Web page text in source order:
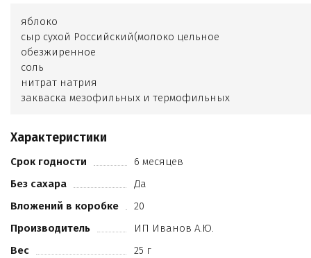
яблоко
сыр сухой Российский(молоко цельное
обезжиренное
соль
нитрат натрия
закваска мезофильных и термофильных
происхождения
эмульгатор)
Характеристики
Срок годности
6 месяцев
Без сахара
Да
Вложений в коробке
20
Производитель
ИП Иванов А.Ю.
Вес
25 г